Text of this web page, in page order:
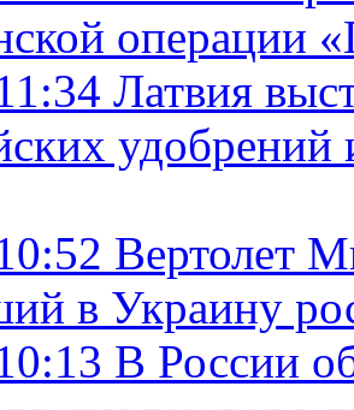
операции
Латвия
Вертолет
в Украину
В России